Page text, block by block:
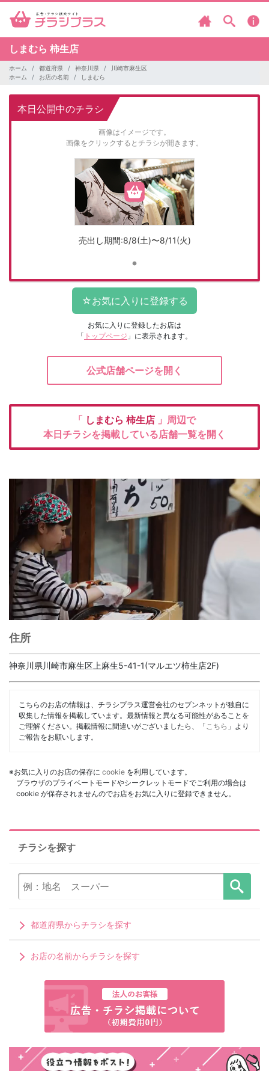
しまむら 柿生店
ホーム 都道府県 神奈川県
川崎市麻生区
ホーム
お店の名前 しまむら
本日公開中のチラシ
画像はイメージです。
画像をクリックするとチラシが開きます。
売出し期間:8/8(土)〜8/11(火)
お気に入りに登録したお店は
「 トップページ 」に表示されます。
公式店舗ページを開く
「 しまむら 柿生店 」周辺で
本日チラシを掲載している店舗一覧を開く
住所
神奈川県川崎市麻生区上麻生5-41-1(マルエツ柿生店2F)
こちらのお店の情報は、チラシプラス運営会社のセブンネットが独自に
収集した情報を掲載しています。最新情報と異なる可能性があることを
ご理解ください。掲載情報に間違いがございましたら、「 こちら 」より
ご報告をお願いします。
※お気に入りのお店の保存に cookie を利用しています。
ブラウザのプライベートモードやシークレットモードでご利用の場合は
cookie が保存されませんのでお店をお気に入りに登録できません。
チラシを探す
都道府県からチラシを探す
お店の名前からチラシを探す